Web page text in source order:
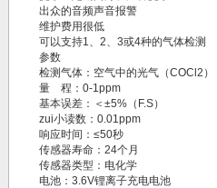
出众的音频声音报警
维护费用很低
可以支持1、2、3或4种的气体检测
参数
检测气体：空气中的光气（COCl2）
量 程：0-1ppm
基本误差：＜±5%（F.S）
zui小读数：0.01ppm
响应时间：≤50秒
传感器寿命：24个月
传感器类型：电化学
电池：3.6V锂离子充电电池